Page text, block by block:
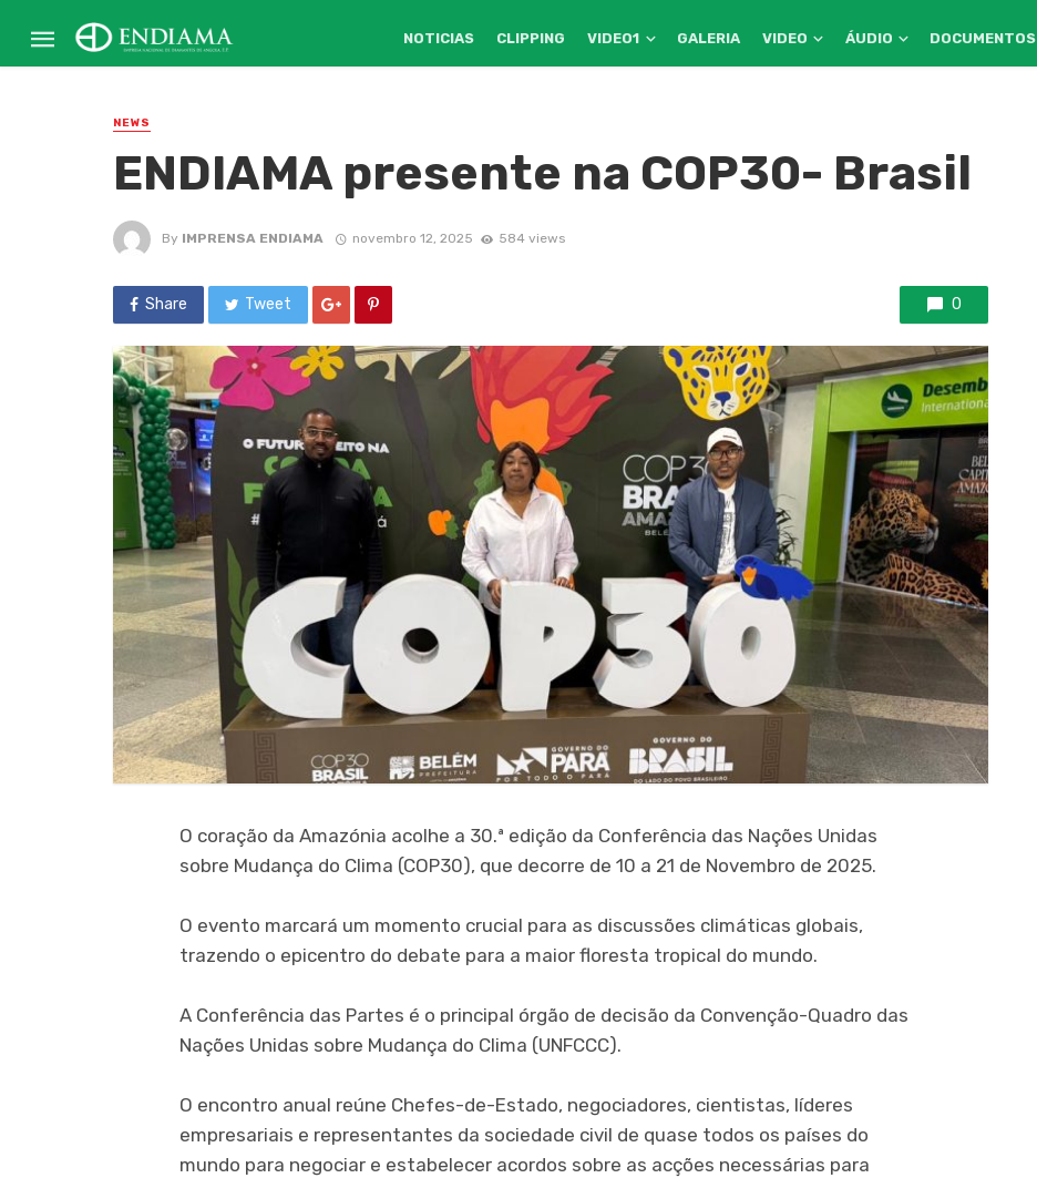
NOTICIAS CLIPPING VIDEO1 GALERIA VIDEO ÁUDIO DOCUMENTOS
NEWS
ENDIAMA presente na COP30- Brasil
By IMPRENSA ENDIAMA novembro 12, 2025 584 views
Share Tweet 0
O coração da Amazónia acolhe a 30.ª edição da Conferência das Nações Unidas
sobre Mudança do Clima (COP30), que decorre de 10 a 21 de Novembro de 2025.
O evento marcará um momento crucial para as discussões climáticas globais,
trazendo o epicentro do debate para a maior floresta tropical do mundo.
A Conferência das Partes é o principal órgão de decisão da Convenção-Quadro das
Nações Unidas sobre Mudança do Clima (UNFCCC).
O encontro anual reúne Chefes-de-Estado, negociadores, cientistas, líderes
empresariais e representantes da sociedade civil de quase todos os países do
mundo para negociar e estabelecer acordos sobre as acções necessárias para